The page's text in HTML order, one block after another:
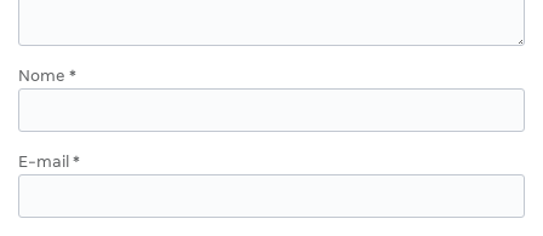
Nome *
E-mail *